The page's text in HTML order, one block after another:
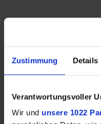
Zustimmung Details
Verantwortungsvoller
Wir und unsere 1022